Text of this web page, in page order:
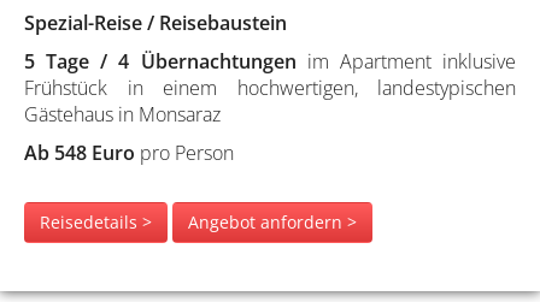
Spezial-Reise / Reisebaustein
5 Tage / 4 Übernachtungen im Apartment inklusive
Frühstück in einem hochwertigen, landestypischen
Gästehaus in Monsaraz
Ab 548 Euro pro Person
Reisedetails > Angebot anfordern >